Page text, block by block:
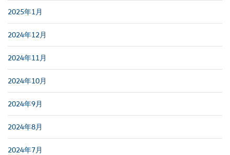
2025年1月
2024年12月
2024年11月
2024年10月
2024年9月
2024年8月
2024年7月